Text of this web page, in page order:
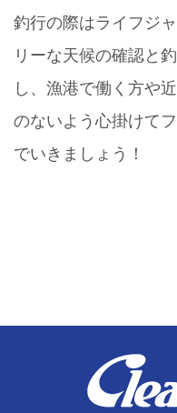
釣行の際はライフジ
リーな天候の確認と
し、漁港で働く方や
のないよう心掛けて
でいきましょう！